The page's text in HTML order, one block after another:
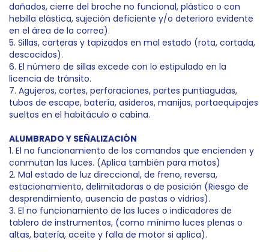
dañados, cierre del broche no funcional, plástico o con
hebilla elástica, sujeción deficiente y/o deterioro evidente
en el área de la correa).
5. Sillas, carteras y tapizados en mal estado (rota, cortada,
descocidos).
6. El número de sillas excede con lo estipulado en la
licencia de tránsito.
7. Agujeros, cortes, perforaciones, partes puntiagudas,
tubos de escape, batería, asideros, manijas, portaequipajes
sueltos en el habitáculo o cabina.
ALUMBRADO Y SEÑALIZACIÓN
1. El no funcionamiento de los comandos que encienden y
conmutan las luces. (Aplica también para motos)
2. Mal estado de luz direccional, de freno, reversa,
estacionamiento, delimitadoras o de posición (Riesgo de
desprendimiento, ausencia de pastas o vidrios).
3. El no funcionamiento de las luces o indicadores de
tablero de instrumentos, (como mínimo luces plenas o
altas, batería, aceite y falla de motor si aplica).